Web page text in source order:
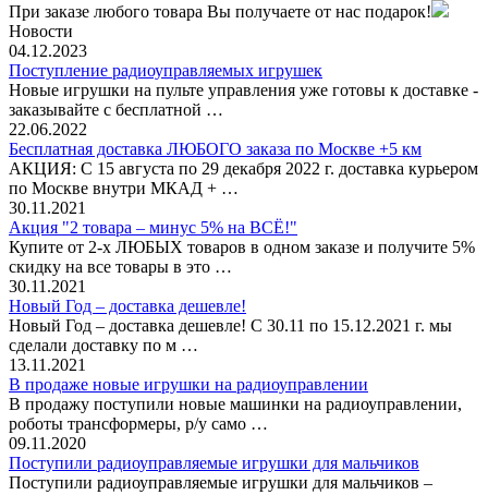
При заказе любого товара Вы получаете от нас подарок!
Новости
04.12.2023
Поступление радиоуправляемых игрушек
Новые игрушки на пульте управления уже готовы к доставке -
заказывайте с бесплатной …
22.06.2022
Бесплатная доставка ЛЮБОГО заказа по Москве +5 км
АКЦИЯ: С 15 августа по 29 декабря 2022 г. доставка курьером
по Москве внутри МКАД + …
30.11.2021
Акция "2 товара – минус 5% на ВСЁ!"
Купите от 2-х ЛЮБЫХ товаров в одном заказе и получите 5%
скидку на все товары в это …
30.11.2021
Новый Год – доставка дешевле!
Новый Год – доставка дешевле! С 30.11 по 15.12.2021 г. мы
сделали доставку по м …
13.11.2021
В продаже новые игрушки на радиоуправлении
В продажу поступили новые машинки на радиоуправлении,
роботы трансформеры, р/у само …
09.11.2020
Поступили радиоуправляемые игрушки для мальчиков
Поступили радиоуправляемые игрушки для мальчиков –